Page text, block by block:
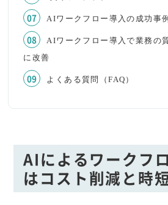
AIワークフロー導入の成功事例
AIワークフロー導入で業務の
に改善
よくある質問（FAQ）
AIによるワークフ
はコスト削減と時